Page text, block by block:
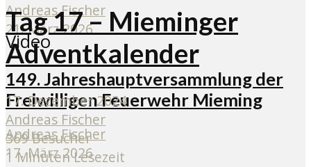
Andreas Fischer
21. März 2026
Video
149. Jahreshauptversammlung der
Freiwilligen Feuerwehr Mieming
Andreas Fischer
17. März 2026
Tag 17 – Mieminger
Adventkalender
17. Dezember 2024
Andreas Fischer
369 Besucher
1 Minuten Lesezeit